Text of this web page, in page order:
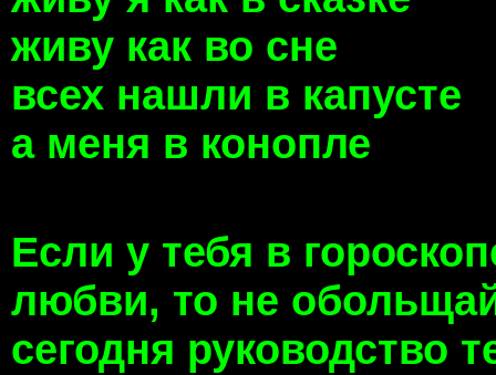
живу как во сне
всех нашли в капусте
а меня в конопле
Если у тебя в
любви, то не
сегодня руководство